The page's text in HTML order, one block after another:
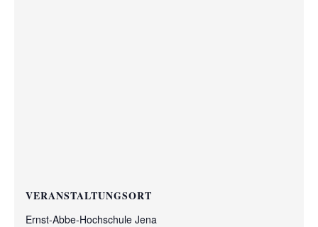
VERANSTALTUNGSORT
Ernst-Abbe-Hochschule Jena